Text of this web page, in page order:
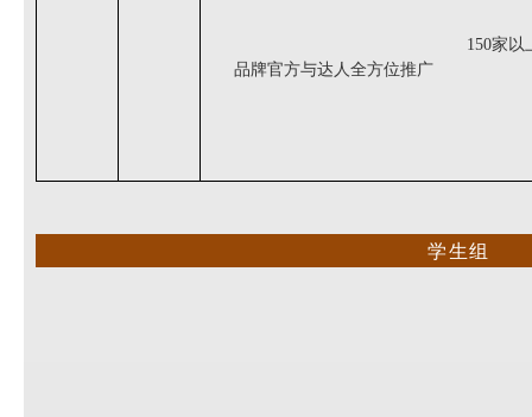
150家以
品牌官方与达人全方位推广
学生组